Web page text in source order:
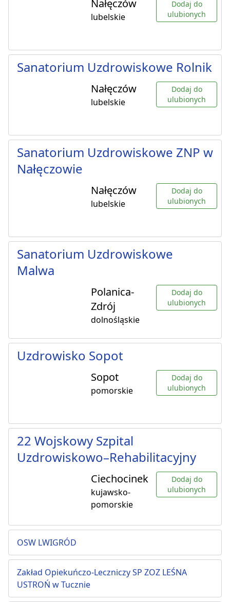
Nałęczów
lubelskie
Dodaj do
ulubionych
Sanatorium Uzdrowiskowe Rolnik
Nałęczów
lubelskie
Dodaj do
ulubionych
Sanatorium Uzdrowiskowe ZNP w
Nałęczowie
Nałęczów
lubelskie
Dodaj do
ulubionych
Sanatorium Uzdrowiskowe
Malwa
Polanica-
Zdrój
dolnośląskie
Dodaj do
ulubionych
Uzdrowisko Sopot
Sopot
pomorskie
Dodaj do
ulubionych
22 Wojskowy Szpital
Uzdrowiskowo–Rehabilitacyjny
Ciechocinek
kujawsko-
pomorskie
Dodaj do
ulubionych
OSW LWIGRÓD
Zakład Opiekuńczo-Leczniczy SP ZOZ LEŚNA
USTROŃ w Tucznie